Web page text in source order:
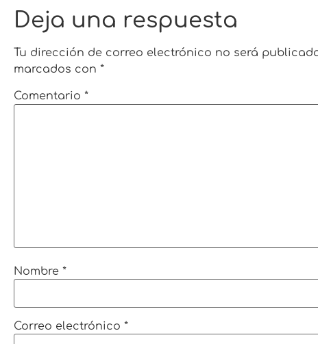
Deja una respuesta
Tu dirección de correo electrónico no será
marcados con *
Comentario *
Nombre *
Correo electrónico *